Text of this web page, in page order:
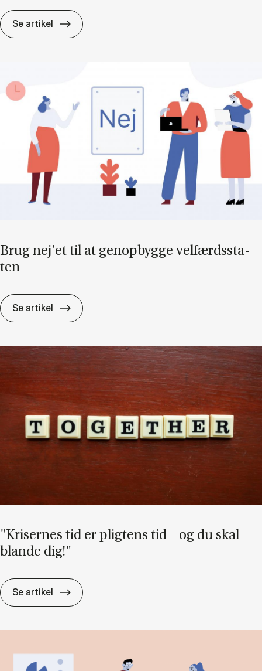
Se artikel Fra magt til mag­tes­løs: Hvad po­li­ti­ke­re kan
Brug nej'et til at genop­byg­ge vel­færds­sta­
ten
Se artikel Brug nej'et til at genop­byg­ge
"Kri­ser­nes tid er plig­tens tid – og du skal
blan­de dig!"
Se artikel "Kri­ser­nes tid er plig­tens tid – og du skal